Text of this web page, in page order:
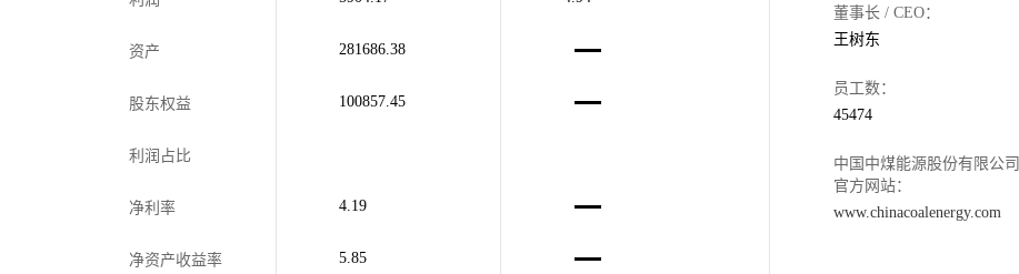
资产 281686.38
股东权益 100857.45
利润占比
净利率 4.19
净资产收益率 5.85
董事长 / CEO：
王树东
员工数：
45474
中国中煤能源股份有限公司
官方网站：
www.chinacoalenergy.com